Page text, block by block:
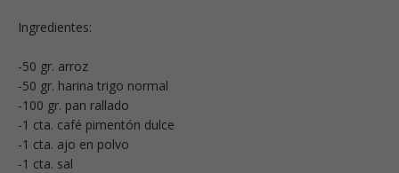
Ingredientes:
-50 gr. arroz
-50 gr. harina trigo normal
-100 gr. pan rallado
-1 cta. café pimentón dulce
-1 cta. ajo en polvo
-1 cta. sal